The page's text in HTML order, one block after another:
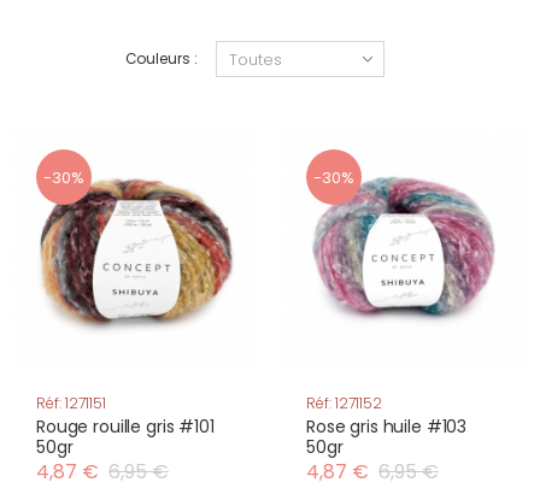
Couleurs :
-30%
Réf: 1271151
Rouge rouille gris #101
50gr
4,87 € 6,95 €
-30%
Réf: 1271152
Rose gris huile #103
50gr
4,87 € 6,95 €